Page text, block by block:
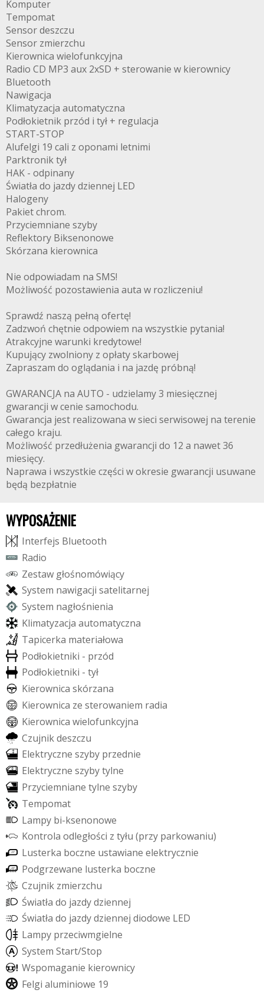
Komputer
Tempomat
Sensor deszczu
Sensor zmierzchu
Kierownica wielofunkcyjna
Radio CD MP3 aux 2xSD + sterowanie w kierownicy
Bluetooth
Nawigacja
Klimatyzacja automatyczna
Podłokietnik przód i tył + regulacja
START-STOP
Alufelgi 19 cali z oponami letnimi
Parktronik tył
HAK - odpinany
Światła do jazdy dziennej LED
Halogeny
Pakiet chrom.
Przyciemniane szyby
Reflektory Biksenonowe
Skórzana kierownica
Nie odpowiadam na SMS!
Możliwość pozostawienia auta w rozliczeniu!
Sprawdź naszą pełną ofertę!
Zadzwoń chętnie odpowiem na wszystkie pytania!
Atrakcyjne warunki kredytowe!
Kupujący zwolniony z opłaty skarbowej
Zapraszam do oglądania i na jazdę próbną!
GWARANCJA na AUTO - udzielamy 3 miesięcznej
gwarancji w cenie samochodu.
Gwarancja jest realizowana w sieci serwisowej na terenie
całego kraju.
Możliwość przedłużenia gwarancji do 12 a nawet 36
miesięcy.
Naprawa i wszystkie części w okresie gwarancji usuwane
będą bezpłatnie
WYPOSAŻENIE
Interfejs Bluetooth
Radio
Zestaw głośnomówiący
System nawigacji satelitarnej
System nagłośnienia
Klimatyzacja automatyczna
Tapicerka materiałowa
Podłokietniki - przód
Podłokietniki - tył
Kierownica skórzana
Kierownica ze sterowaniem radia
Kierownica wielofunkcyjna
Czujnikdeszczu
Elektryczne szyby przednie
Elektryczne szybytylne
Przyciemniane tylne szyby
Tempomat
Lampy bi-ksenonowe
Kontrola odległości z tyłu (przy parkowaniu)
Lusterka boczne ustawiane elektrycznie
Podgrzewane lusterka boczne
Czujnik zmierzchu
Światła do jazdydziennej
Światła do jazdydziennej diodowe LED
Lampy przeciwmgielne
System Start/Stop
Wspomaganie kierownicy
Felgi aluminiowe 19